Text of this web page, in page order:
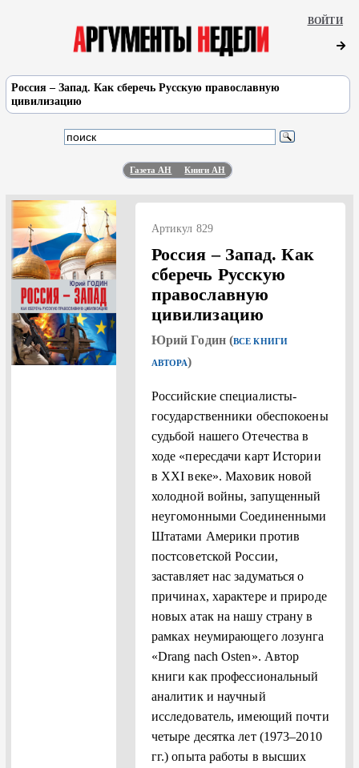
Россия – Запад. Как сберечь Русскую православную
цивилизацию
ВОЙТИ
Газета АН Книги АН
Артикул 829
Россия – Запад. Как
сберечь Русскую
православную
цивилизацию
Юрий Годин (ВСЕ КНИГИ
АВТОРА)
Российские специалисты-
государственники обеспокоены
судьбой нашего Отечества в
ходе «пересдачи карт Истории
в XXI веке». Маховик новой
холодной войны, запущенный
неугомонными Соединенными
Штатами Америки против
постсоветской России,
заставляет нас задуматься о
причинах, характере и природе
новых атак на нашу страну в
рамках неумирающего лозунга
«Drang nach Osten». Автор
книги как профессиональный
аналитик и научный
исследователь, имеющий почти
четыре десятка лет (1973–2010
гг.) опыта работы в высших